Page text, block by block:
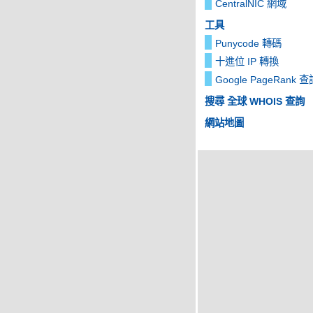
CentralNIC 網域
工具
Punycode 轉碼
十進位 IP 轉換
Google PageRank 查
搜尋 全球 WHOIS 查詢
網站地圖